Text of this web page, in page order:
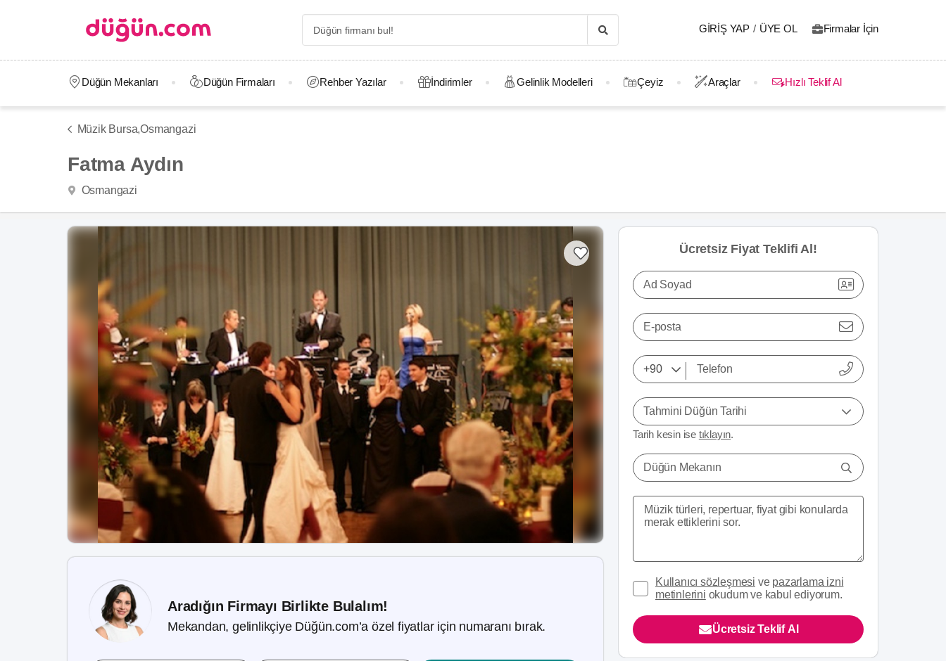
GIRIŞ YAP / ÜYE OL Firmalar İçin
Düğün Mekanları Düğün Firmaları Rehber Yazılar İndirimler Gelinlik Modelleri Çeyiz Araçlar Hızlı Teklif Al
Müzik Bursa,Osmangazi
Fatma Aydın
Osmangazi
Aradığın Firmayı Birlikte Bulalım!
Mekandan, gelinlikçiye Düğün.com’a özel fiyatlar için numaranı bırak.
Ücretsiz Fiyat Teklifi Al!
Ad Soyad
E-posta
Tahmini Düğün Tarihi
Tarih kesin ise tıklayın.
Düğün Mekanın
Kullanıcı sözleşmesi ve pazarlama izni
metinlerini okudum ve kabul ediyorum.
Ücretsiz Teklif Al